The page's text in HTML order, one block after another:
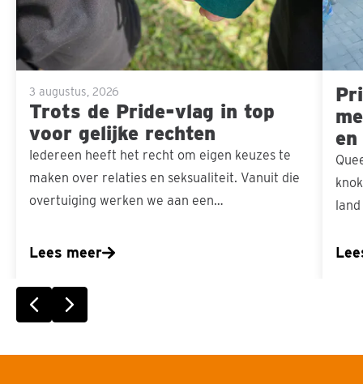
3 augustus, 2026
Trots de Pride-vlag in top
voor gelijke rechten
Iedereen heeft het recht om eigen keuzes te
maken over relaties en seksualiteit. Vanuit die
overtuiging werken we aan een…
Lees meer
top
voor
gelijke
rechten
en
Vorige slideVolgende slide